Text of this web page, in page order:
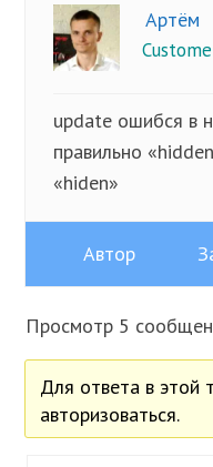
Артём
update ошибся в
правильно
«hiden»
Автор
Просмотр 5
Для ответа в этой
авторизоваться.